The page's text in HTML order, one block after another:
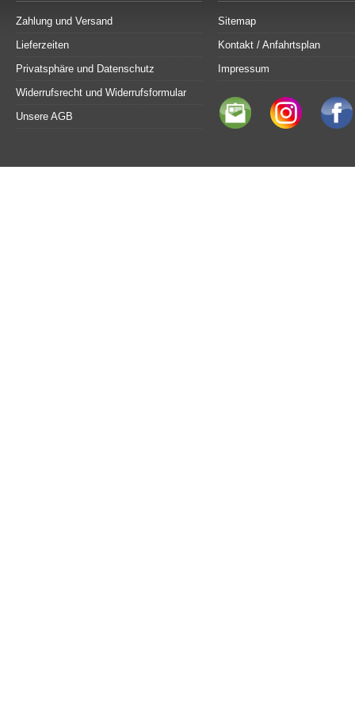
Zahlung und Versand
Lieferzeiten
Privatsphäre und Datenschutz
Widerrufsrecht und Widerrufsformular
Unsere AGB
Sitemap
Kontakt / Anfahrtsplan
Impressum